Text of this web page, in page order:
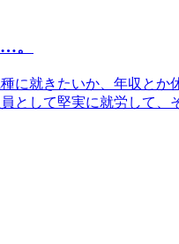
。
に就きたいか、年収とか
として堅実に就労して、